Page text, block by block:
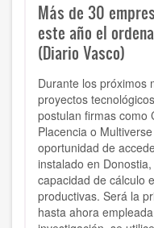
Más de 30
este año el
(Diario Vasco)
Durante los próximos
proyectos
postulan firmas como
Placencia o
oportunidad de
instalado en
capacidad de cálculo
productivas. Será la
hasta ahora